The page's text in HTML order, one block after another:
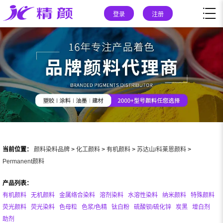
登录 注册
当前位置： 颜料染料品牌 > 化工颜料 > 有机颜料 > 苏达山/科莱恩颜料 >
Permanent颜料
产品列表：
有机颜料
无机颜料 金属络合染料 溶剂染料 水溶性染料 纳米颜料
特殊颜料
荧光颜料
荧光染料 色母粒 色浆/色精 钛白粉 硫酸钡/硫化锌 炭黑
增白剂
助剂